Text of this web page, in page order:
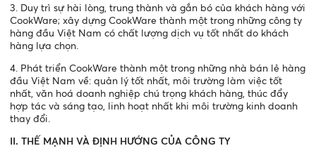
3. Duy trì sự hài lòng, trung thành và gắn bó của khách hàng với
CookWare; xây dựng CookWare thành một trong những công ty
hàng đầu Việt Nam có chất lượng dịch vụ tốt nhất do khách
hàng lựa chọn.
4. Phát triển CookWare thành một trong những nhà bán lẻ hàng
đầu Việt Nam về: quản lý tốt nhất, môi trường làm việc tốt
nhất, văn hoá doanh nghiệp chú trọng khách hàng, thúc đẩy
hợp tác và sáng tạo, linh hoạt nhất khi môi trường kinh doanh
thay đổi.
II. THẾ MẠNH VÀ ĐỊNH HƯỚNG CỦA CÔNG TY